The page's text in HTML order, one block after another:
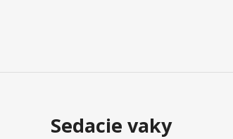
Sedacie vaky